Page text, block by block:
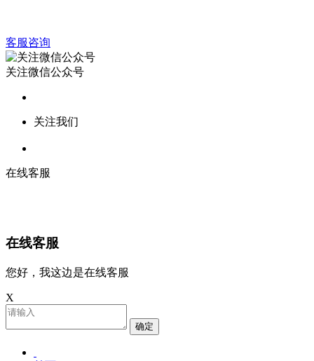
客服咨询
关注微信公众号
关注我们
在线客服
在线客服
您好，我这边是在线客服
X
确定